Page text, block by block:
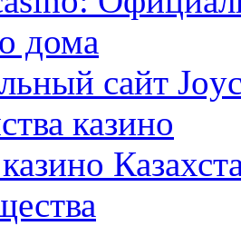
дома
сайт
казино